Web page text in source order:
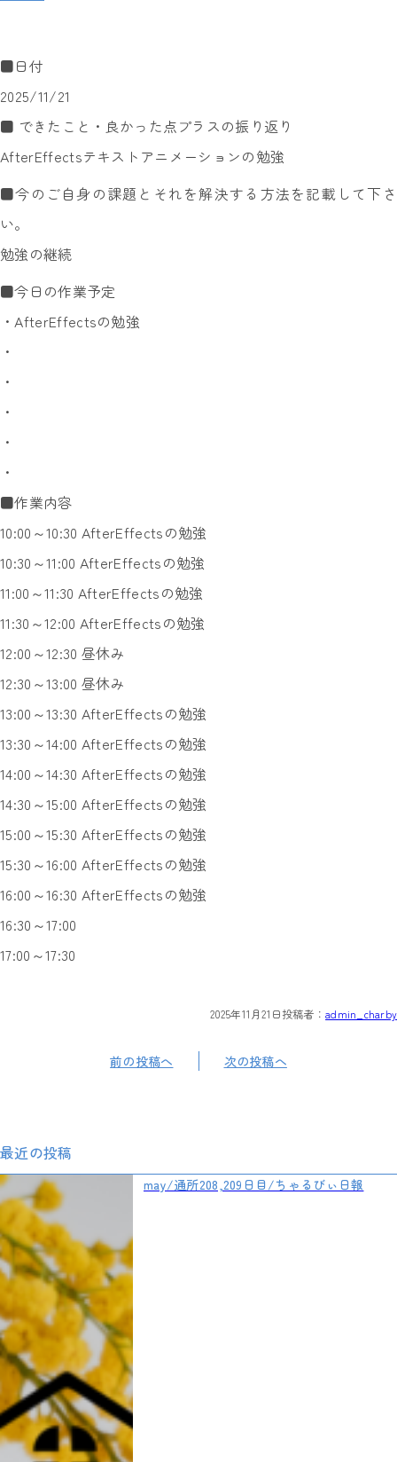
■日付
2025/11/21
■ できたこと・良かった点プラスの振り返り
AfterEffectsテキストアニメーションの勉強
■今のご自身の課題とそれを解決する方法を記載して下さ
い。
勉強の継続
■今日の作業予定
・AfterEffectsの勉強
・
・
・
・
・
■作業内容
10:00～10:30 AfterEffectsの勉強
10:30～11:00 AfterEffectsの勉強
11:00～11:30 AfterEffectsの勉強
11:30～12:00 AfterEffectsの勉強
12:00～12:30 昼休み
12:30～13:00 昼休み
13:00～13:30 AfterEffectsの勉強
13:30～14:00 AfterEffectsの勉強
14:00～14:30 AfterEffectsの勉強
14:30～15:00 AfterEffectsの勉強
15:00～15:30 AfterEffectsの勉強
15:30～16:00 AfterEffectsの勉強
16:00～16:30 AfterEffectsの勉強
16:30～17:00
17:00～17:30
2025年11月21日投稿者：admin_charby
前の投稿へ 次の投稿へ
最近の投稿
may/通所208,209日目/ちゃるびぃ日報